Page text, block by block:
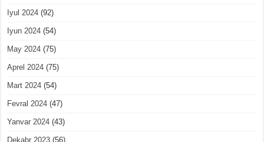
Iyul 2024 (92)
Iyun 2024 (54)
May 2024 (75)
Aprel 2024 (75)
Mart 2024 (54)
Fevral 2024 (47)
Yanvar 2024 (43)
Dekabr 2023 (56)